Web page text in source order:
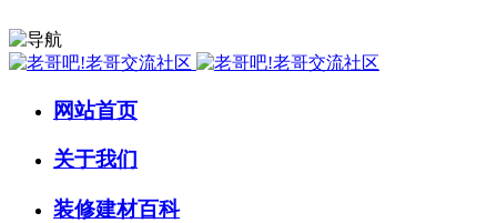
网站首页
关于我们
装修建材百科